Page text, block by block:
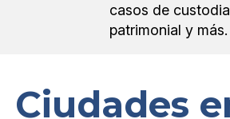
casos de
patrimonial y más.
Ciudades